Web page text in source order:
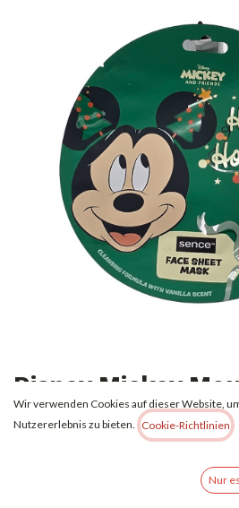
Disney Mickey
bedruckte
Gesicht 20 ml –
Wir verwenden Cookies auf dieser Website,
Nutzererlebnis zu bieten.
Cookie-Richtlinien
Nur